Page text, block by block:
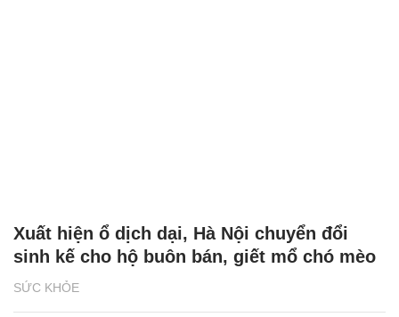
SỨC KHỎE
Xuất hiện ổ dịch dại, Hà Nội chuyển đổi
sinh kế cho hộ buôn bán, giết mổ chó mèo